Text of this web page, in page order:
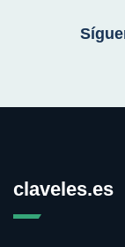
claveles.es